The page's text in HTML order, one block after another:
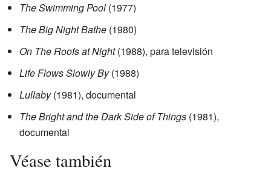
The Swimming Pool (1977)
The Big Night Bathe (1980)
On The Roofs at Night(1988), para televisión
Life Flows Slowly By(1988)
Lullaby(1981), documental
The Bright and the Dark Side of Things (1981),
documental
Véase también